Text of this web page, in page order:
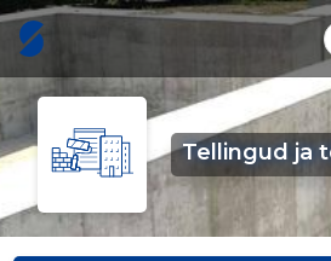
Tellingud ja